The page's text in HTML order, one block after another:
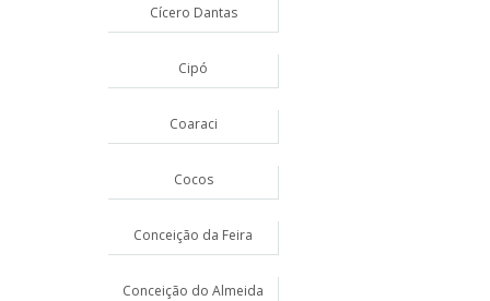
Cícero Dantas
Cipó
Coaraci
Cocos
Conceição da Feira
Conceição do Almeida